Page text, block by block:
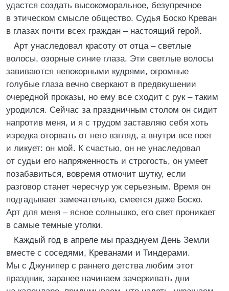
удастся создать высокоморальное, безупречное
в этическом смысле общество. Судья Боско Креван
в глазах почти всех граждан – настоящий герой.
Арт унаследовал красоту от отца – светлые
волосы, озорные синие глаза. Эти светлые волосы
завиваются непокорными кудрями, огромные
голубые глаза вечно сверкают в предвкушении
очередной проказы, но ему все сходит с рук – таким
уродился. Сейчас за праздничным столом он сидит
напротив меня, и я с трудом заставляю себя хоть
изредка оторвать от него взгляд, а внутри все поет
и ликует: он мой. К счастью, он не унаследовал
от судьи его напряженность и строгость, он умеет
позабавиться, вовремя отмочит шутку, если
разговор станет чересчур уж серьезным. Время он
подгадывает замечательно, смеется даже Боско.
Арт для меня – ясное солнышко, его свет проникает
в самые темные уголки.
Каждый год в апреле мы празднуем День Земли
вместе с соседями, Креванами и Тиндерами.
Мы с Джунипер с раннего детства любим этот
праздник, заранее начинаем зачеркивать дни